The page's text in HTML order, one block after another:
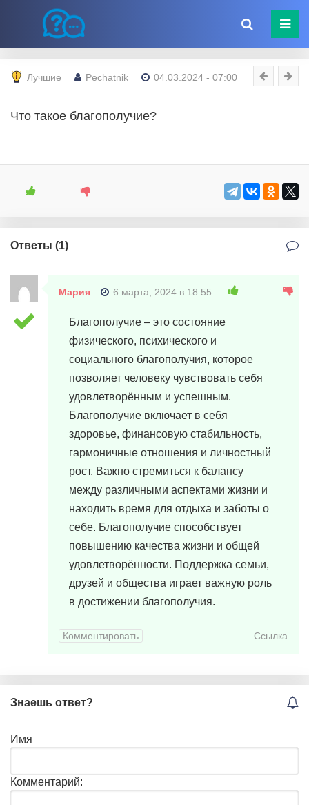
Лучшие Pechatnik 04.03.2024 - 07:00
Что такое благополучие?
Ответы (1)
Мария 6 марта, 2024 в 18:55
Благополучие – это состояние
физического, психического и
социального благополучия, которое
позволяет человеку чувствовать себя
удовлетворённым и успешным.
Благополучие включает в себя
здоровье, финансовую стабильность,
гармоничные отношения и личностный
рост. Важно стремиться к балансу
между различными аспектами жизни и
находить время для отдыха и заботы о
себе. Благополучие способствует
повышению качества жизни и общей
удовлетворённости. Поддержка семьи,
друзей и общества играет важную роль
в достижении благополучия.
Комментировать Ссылка
Знаешь ответ?
Имя
Комментарий: